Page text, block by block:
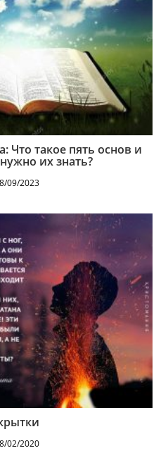
Что такое пять основ и
их знать?
09/2023
02/2020